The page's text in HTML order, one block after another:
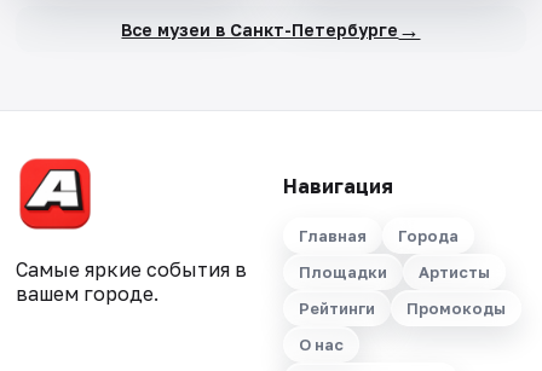
Все музеи в Санкт-Петербурге →
Самые яркие события в
вашем городе.
Навигация
Главная
Города
Площадки
Артисты
Рейтинги
Промокоды
О нас